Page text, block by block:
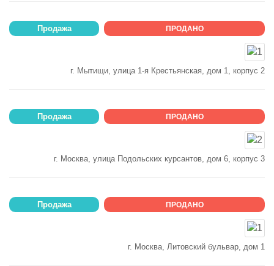
Продажа ПРОДАНО
г. Мытищи, улица 1-я Крестьянская, дом 1, корпус 2
Продажа ПРОДАНО
г. Москва, улица Подольских курсантов, дом 6, корпус 3
Продажа ПРОДАНО
г. Москва, Литовский бульвар, дом 1